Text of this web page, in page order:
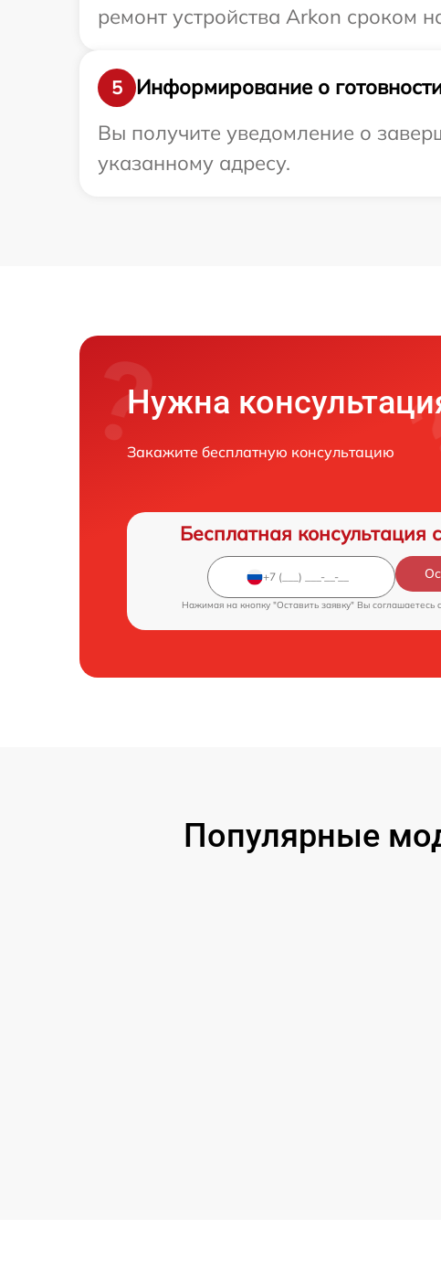
ремонт устройства Arkon сроком
5
Информирование о
Вы получите уведомление о
указанному адресу.
Нужна
Закажите бесплатную консультацию
Бесплатная консультация
Нажимая на кнопку "Оставить заявку" Вы соглашаетесь c
Популярные